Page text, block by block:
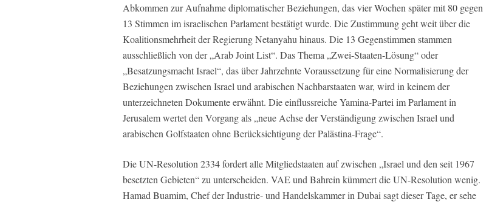
Abkommen zur Aufnahme diplomatischer Beziehungen, das vier Wochen später mit 80 gegen
13 Stimmen im israelischen Parlament bestätigt wurde. Die Zustimmung geht weit über die
Koalitionsmehrheit der Regierung Netanyahu hinaus. Die 13 Gegenstimmen stammen
ausschließlich von der „Arab Joint List“. Das Thema „Zwei-Staaten-Lösung“ oder
„Besatzungsmacht Israel“, das über Jahrzehnte Voraussetzung für eine Normalisierung der
Beziehungen zwischen Israel und arabischen Nachbarstaaten war, wird in keinem der
unterzeichneten Dokumente erwähnt. Die einflussreiche Yamina-Partei im Parlament in
Jerusalem wertet den Vorgang als „neue Achse der Verständigung zwischen Israel und
arabischen Golfstaaten ohne Berücksichtigung der Palästina-Frage“.
Die UN-Resolution 2334 fordert alle Mitgliedstaaten auf zwischen „Israel und den seit 1967
besetzten Gebieten“ zu unterscheiden. VAE und Bahrein kümmert die UN-Resolution wenig.
Hamad Buamim, Chef der Industrie- und Handelskammer in Dubai sagt dieser Tage, er sehe